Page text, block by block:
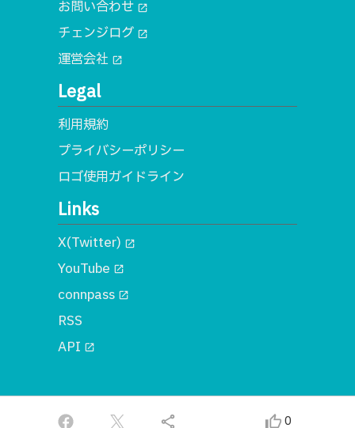
share thumb_up_alt0
お問い合わせ open_in_new
チェンジログ open_in_new
運営会社 open_in_new
Legal
利用規約
プライバシーポリシー
ロゴ使用ガイドライン
Links
X(Twitter) open_in_new
YouTube open_in_new
connpass open_in_new
RSS
API open_in_new
© 2018 一般社団法人MA